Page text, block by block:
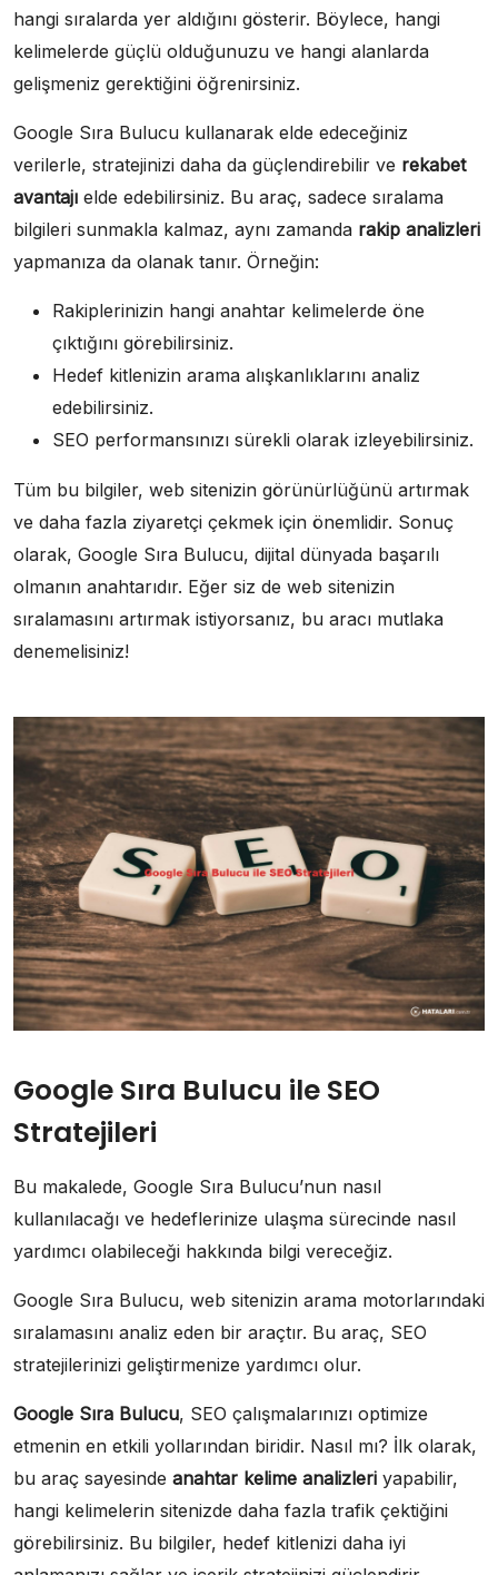
hangi sıralarda yer aldığını gösterir. Böylece, hangi
kelimelerde güçlü olduğunuzu ve hangi alanlarda
gelişmeniz gerektiğini öğrenirsiniz.
Google Sıra Bulucu kullanarak elde edeceğiniz
verilerle, stratejinizi daha da güçlendirebilir ve rekabet
avantajı elde edebilirsiniz. Bu araç, sadece sıralama
bilgileri sunmakla kalmaz, aynı zamanda rakip analizleri
yapmanıza da olanak tanır. Örneğin:
Rakiplerinizin hangi anahtar kelimelerde öne
çıktığını görebilirsiniz.
Hedef kitlenizin arama alışkanlıklarını analiz
edebilirsiniz.
SEO performansınızı sürekli olarak izleyebilirsiniz.
Tüm bu bilgiler, web sitenizin görünürlüğünü artırmak
ve daha fazla ziyaretçi çekmek için önemlidir. Sonuç
olarak, Google Sıra Bulucu, dijital dünyada başarılı
olmanın anahtarıdır. Eğer siz de web sitenizin
sıralamasını artırmak istiyorsanız, bu aracı mutlaka
denemelisiniz!
Google Sıra Bulucu ile SEO
Stratejileri
Bu makalede, Google Sıra Bulucu’nun nasıl
kullanılacağı ve hedeflerinize ulaşma sürecinde nasıl
yardımcı olabileceği hakkında bilgi vereceğiz.
Google Sıra Bulucu, web sitenizin arama motorlarındaki
sıralamasını analiz eden bir araçtır. Bu araç, SEO
stratejilerinizi geliştirmenize yardımcı olur.
Google Sıra Bulucu, SEO çalışmalarınızı optimize
etmenin en etkili yollarından biridir. Nasıl mı? İlk olarak,
bu araç sayesinde anahtar kelime analizleri yapabilir,
hangi kelimelerin sitenizde daha fazla trafik çektiğini
görebilirsiniz. Bu bilgiler, hedef kitlenizi daha iyi